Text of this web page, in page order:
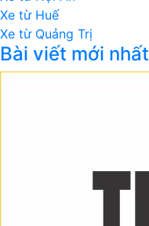
Xe từ Huế
Xe từ Quảng Trị
Bài viết mới nhất